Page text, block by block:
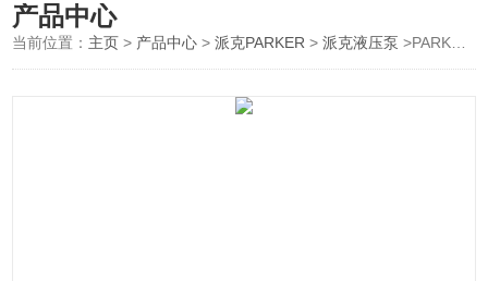
产品中心
当前位置： 主页 > 产品中心 >派克PARKER >派克液压泵 >PARKER派克叶片泵新款EH油泵